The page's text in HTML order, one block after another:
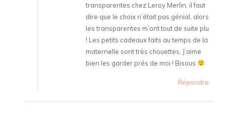
transparentes chez Leroy Merlin, il faut
dire que le choix n’était pas génial, alors
les transparentes m’ont tout de suite plu
! Les petits cadeaux faits au temps de la
maternelle sont très chouettes. J’aime
bien les garder prés de moi ! Bisous
Répondre